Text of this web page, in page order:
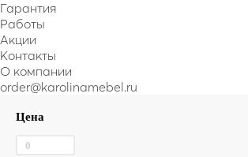
Гарантия
Работы
Акции
Контакты
О компании
order@karolinamebel.ru
Цена